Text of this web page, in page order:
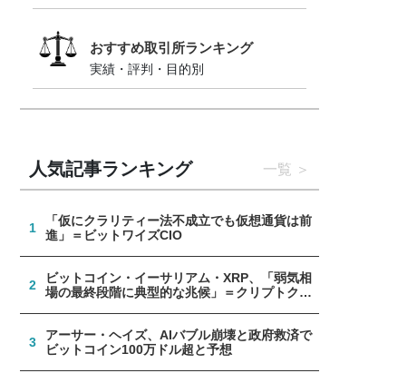
おすすめ取引所ランキング
実績・評判・目的別
人気記事ランキング 一覧
1
「仮にクラリティー法不成立でも仮想通貨は前
進」＝ビットワイズCIO
2
ビットコイン・イーサリアム・XRP、「弱気相
場の最終段階に典型的な兆候」＝クリプトクア
3
アーサー・ヘイズ、AIバブル崩壊と政府救済で
ビットコイン100万ドル超と予想